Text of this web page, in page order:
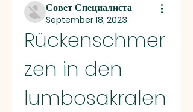
Совет Специалиста
September 18, 2023
Rückenschmer
zen in den
lumbosakralen